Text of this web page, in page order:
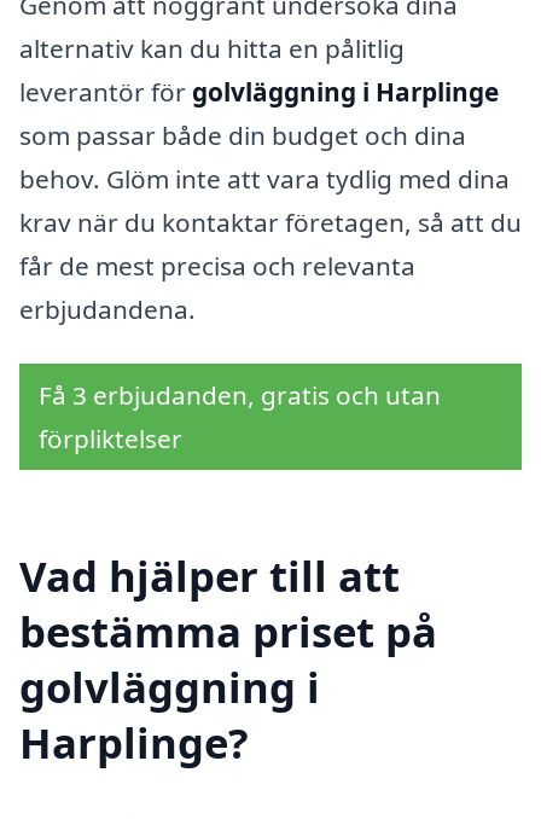
alternativ kan du hitta en pålitlig
leverantör för golvläggning i Harplinge
som passar både din budget och dina
behov. Glöm inte att vara tydlig med dina
krav när du kontaktar företagen, så att du
får de mest precisa och relevanta
erbjudandena.
Få 3 erbjudanden, gratis och utan
förpliktelser
Vad hjälper till att
bestämma priset på
golvläggning i
Harplinge?